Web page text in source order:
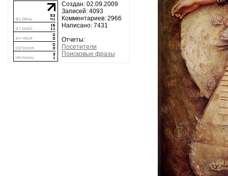
Создан: 02.09.2009
Записей: 4093
Комментариев: 2966
Написано: 7431
Отчеты:
Посетители
Поисковые фразы